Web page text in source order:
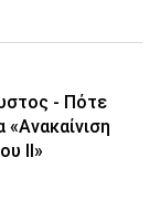
- Πότε
ΙΙ»